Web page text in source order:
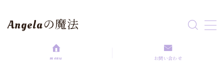
Angelaの魔法
menu お問い合わせ